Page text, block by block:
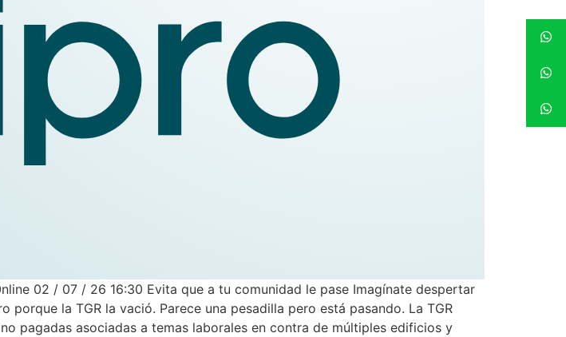
02 / 07 / 26 16:30 Evita que a tu comunidad le pase Imagínate despertar
la TGR la vació. Parece una pesadilla pero está pasando. La TGR
pagadas asociadas a temas laborales en contra de múltiples edificios y